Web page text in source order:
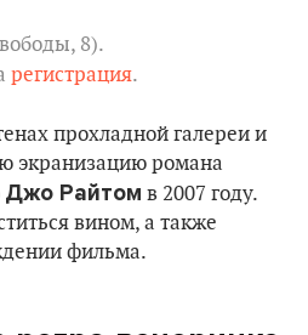
8).
регистрация.
прохладной галереи и
экранизацию романа
Джо Райтом в 2007 году.
вином, а также
фильма.